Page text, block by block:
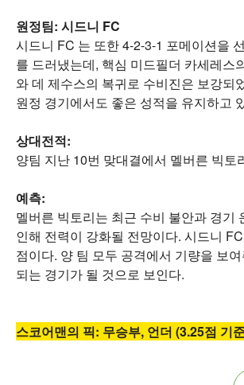
원정팀: 시드니 FC
시드니 FC 는 또한 4-2-3-1 포메이션을
를 드러냈는데, 핵심 미드필더 카세레
와 데 제수스의 복귀로 수비진은 보강
원정 경기에서도 좋은 성적을 유지하고
상대전적:
양팀 지난 10번 맞대결에서 멜버른 빅
예측:
멜버른 빅토리는 최근 수비 불안과 경기
인해 전력이 강화될 전망이다. 시드니
점이다. 양 팀 모두 공격에서 기량을 보
되는 경기가 될 것으로 보인다.
스코어맨의 픽: 무승부, 언더 (3.25점 기